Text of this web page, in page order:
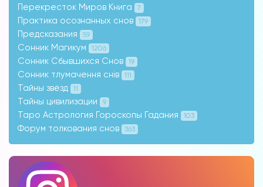
Перекресток Миров Книга 7
Практика осознанных снов 179
Предсказания 59
Сонник Магикум 1206
Сонник Сбывшихся Снов 19
Сонник тлумачення снів 111
Тайны звёзд 11
Тайны цивилизации 9
Таро Астрология Гороскопы Гадания 103
Форум толкования снов 363